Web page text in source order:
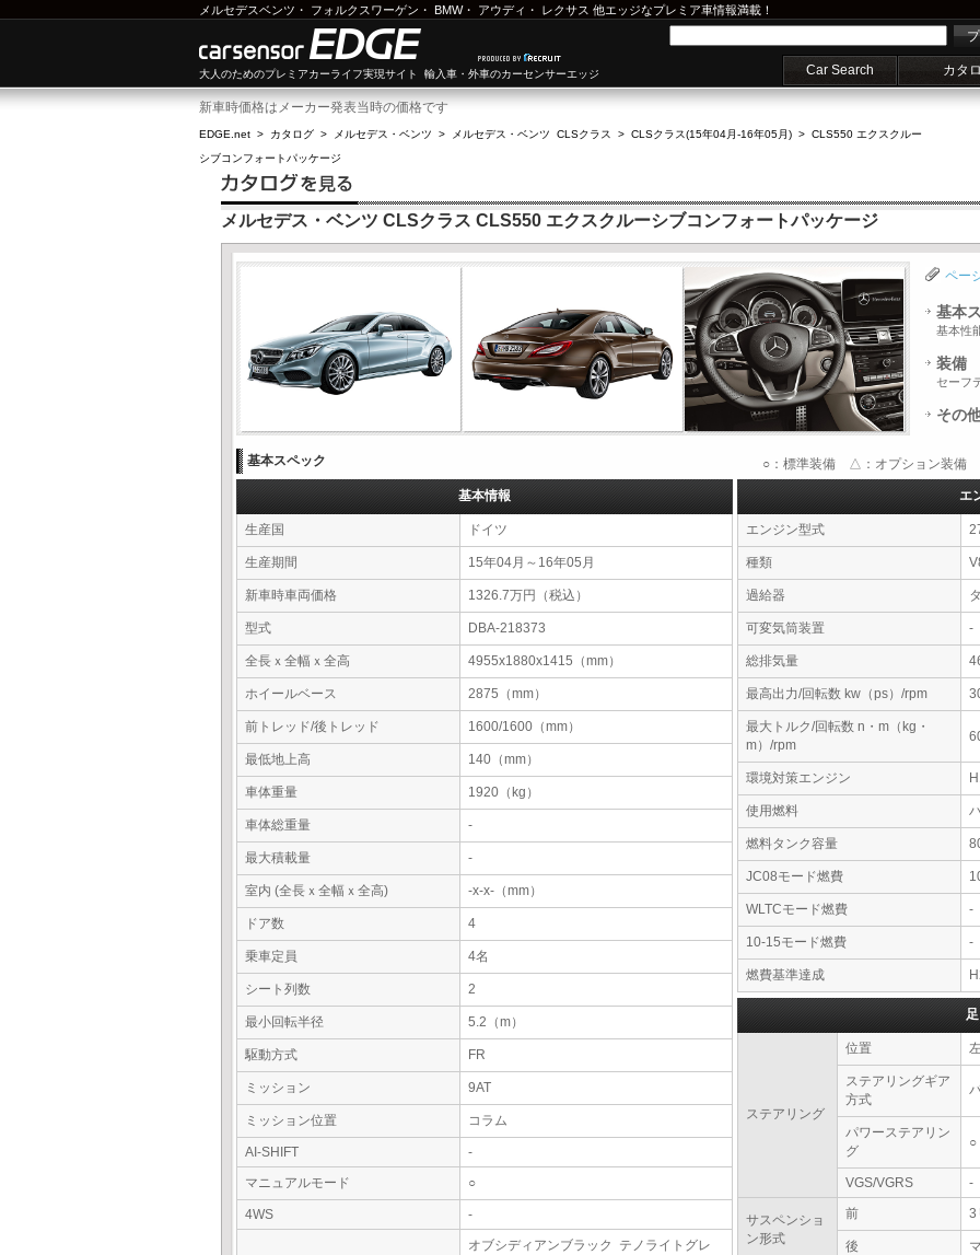
メルセデスベンツ ・ フォルクスワーゲン ・ BMW・ アウディ ・ レクサス 他エッジなプレミア車情報満載！
大人のためのプレミアカーライフ実現サイト 輸入車・外車のカーセンサーエッジ Car Search カタ
新車時価格はメーカー発表当時の価格です
EDGE.net > カタログ > メルセデス・ベンツ > メルセデス・ベンツ CLSクラス > CLSクラス(15年04月-16年05月) > CLS550 エクスクルー
シブコンフォートパッケージ
メルセデス・ベンツ CLSクラス CLS550 エクスクルーシブコンフォートパッケージ
ペー
基本
基本性
装備
セーフ
その
基本スペック ○：標準装備 △：オプション装備 -
基本情報
生産国 ドイツ
生産期間 15年04月～16年05月
新車時車両価格 1326.7万円（税込）
型式 DBA-218373
全長ｘ全幅ｘ全高 4955x1880x1415（mm）
ホイールベース 2875（mm）
前トレッド/後トレッド 1600/1600（mm）
最低地上高 140（mm）
車体重量 1920（kg）
車体総重量 -
最大積載量 -
室内 (全長ｘ全幅ｘ全高) -x-x-（mm）
ドア数 4
乗車定員 4名
シート列数 2
最小回転半径 5.2（m）
駆動方式 FR
ミッション 9AT
ミッション位置 コラム
AI-SHIFT
-
マニュアルモード
○
4WS -
オブシディアンブラック テノライトグレ
エ
エンジン型式
種類
過給器
可変気筒装置 -
総排気量
最高出力/回転数 kw（ps）/rpm
最大トルク/回転数 n・m（kg・
m）/rpm
環境対策エンジン
使用燃料
燃料タンク容量
JC08モード燃費
WLTCモード燃費 -
10-15モード燃費 -
燃費基準達成
ステアリング
位置
ステアリングギア
方式
パワーステアリン
グ
○
VGS/VGRS -
サスペンショ
ン形式
前 3
後